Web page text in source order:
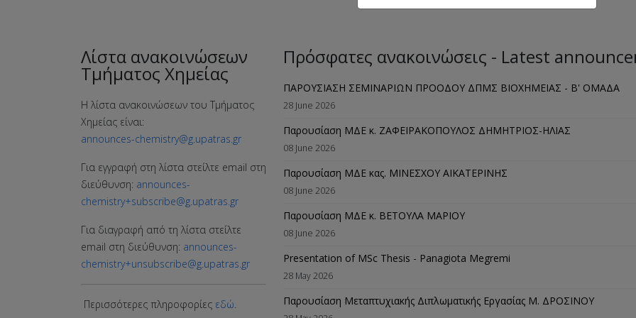
Λίστα ανακοινώσεων
Τμήματος Χημείας
Η λίστα ανακοινώσεων του Τμήματος
Χημείας είναι:
announces-chemistry@g.upatras.gr
Για εγγραφή στη λίστα στείλτε email στη
διεύθυνση: announces-
chemistry+subscribe@g.upatras.gr
Για διαγραφή από τη λίστα στείλτε
email στη διεύθυνση: announces-
chemistry+unsubscribe@g.upatras.gr
Περισσότερες πληροφορίες εδώ.
Πρόσφατες ανακοινώσεις - Latest
ΠΑΡΟΥΣΙΑΣΗ ΣΕΜΙΝΑΡΙΩΝ ΠΡΟΟΔΟΥ ΔΠΜΣ ΒΙΟΧΗΜΕΙΑΣ - B' ΟΜΑΔΑ
28 June 2026
Παρουσίαση ΜΔΕ κ. ΖΑΦΕΙΡΑΚΟΠΟΥΛΟΣ ΔΗΜΗΤΡΙΟΣ-ΗΛΙΑΣ
08 June 2026
Παρουσίαση ΜΔΕ κας. ΜΙΝΕΣΧΟΥ ΑΙΚΑΤΕΡΙΝΗΣ
08 June 2026
Παρουσίαση ΜΔΕ κ. ΒΕΤΟΥΛΑ ΜΑΡΙΟΥ
08 June 2026
Presentation of MSc Thesis - Panagiota Megremi
28 May 2026
Παρουσίαση Μεταπτυχιακής Διπλωματικής Εργασίας M. ΔΡΟΣΙΝΟΥ